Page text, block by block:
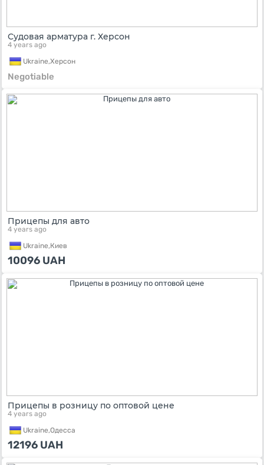
Судовая арматура г. Херсон
4 years ago
Ukraine,Херсон
Negotiable
Прицепы для авто
4 years ago
Ukraine,Киев
10096 UAH
Прицепы в розницу по оптовой цене
4 years ago
Ukraine,Одесса
12196 UAH